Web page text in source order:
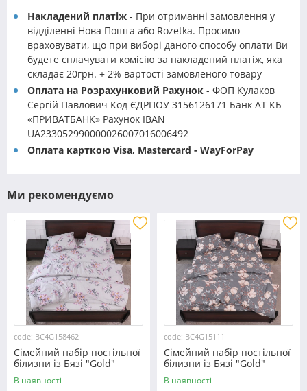
Накладений платіж - При отриманні замовлення у
відділенні Нова Пошта або Rozetka. Просимо
враховувати, що при виборі даного способу оплати Ви
будете сплачувати комісію за накладений платіж, яка
складає 20грн. + 2% вартості замовленого товару
Оплата на Розрахунковий Рахунок - ФОП Кулаков
Сергій Павлович Код ЄДРПОУ 3156126171 Банк АТ КБ
«ПРИВАТБАНК» Рахунок IBAN
UA233052990000026007016006492
Оплата карткою Visa, Mastercard - WayForPay
Ми рекомендуємо
code: BC4G158462
Сімейний набір постільної
білизни із Бязі "Gold"
№158462 Черешенька™
В наявності
code: BC4G15111
Сімейний набір постільної
білизни із Бязі "Gold"
№15111 Черешенька™
В наявності